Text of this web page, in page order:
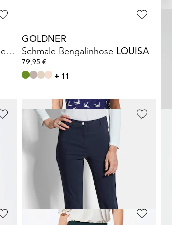
Jersey-Culotte VERA mit farbenfrohem Druck
GOLDNER
Schmale Bengalinhose LOUISA
79,95 €
+ 11
GOLDNER
Schmale BengalinhoseLOUISA
+ 11